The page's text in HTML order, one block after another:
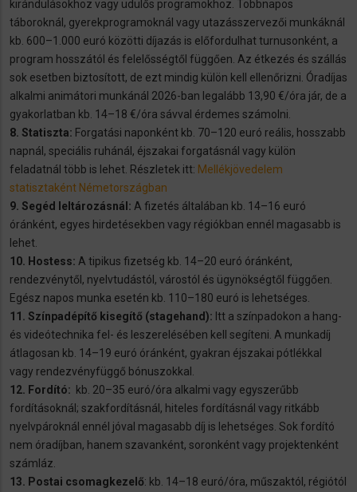
kirándulásokhoz vagy üdülős programokhoz. Többnapos
táboroknál, gyerekprogramoknál vagy utazásszervezői munkáknál
kb. 600–1.000 euró közötti díjazás is előfordulhat turnusonként, a
program hosszától és felelősségtől függően. Az étkezés és szállás
sok esetben biztosított, de ezt mindig külön kell ellenőrizni. Óradíjas
alkalmi animátori munkánál 2026-ban legalább 13,90 €/óra jár, de a
gyakorlatban kb. 14–18 €/óra sávval érdemes számolni.
8. Statiszta: Forgatási naponként kb. 70–120 euró reális, hosszabb
napnál, speciális ruhánál, éjszakai forgatásnál vagy külön
feladatnál több is lehet. Részletek itt: Mellékjövedelem
statisztaként Németországban
9. Segéd leltározásnál: A fizetés általában kb. 14–16 euró
óránként, egyes hirdetésekben vagy régiókban ennél magasabb is
lehet.
10. Hostess: A tipikus fizetség kb. 14–20 euró óránként,
rendezvénytől, nyelvtudástól, várostól és ügynökségtől függően.
Egész napos munka esetén kb. 110–180 euró is lehetséges.
11. Színpadépítő kisegítő (stagehand): Itt a színpadokon a hang-
és videótechnika fel- és leszerelésében kell segíteni. A munkadíj
átlagosan kb. 14–19 euró óránként, gyakran éjszakai pótlékkal
vagy rendezvényfüggő bónuszokkal.
12. Fordító: kb. 20–35 euró/óra alkalmi vagy egyszerűbb
fordításoknál; szakfordításnál, hiteles fordításnál vagy ritkább
nyelvpároknál ennél jóval magasabb díj is lehetséges. Sok fordító
nem óradíjban, hanem szavanként, soronként vagy projektenként
számláz.
13. Postai csomagkezelő: kb. 14–18 euró/óra, műszaktól, régiótól